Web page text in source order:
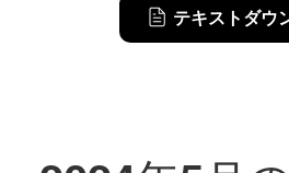
テキストダウ